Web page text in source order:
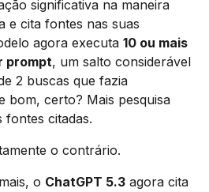
significativa na maneira
e cita fontes nas suas
agora executa 10 ou mais
prompt, um salto considerável
2 buscas que fazia
bom, certo? Mais pesquisa
fontes citadas.
o contrário.
o ChatGPT 5.3 agora cita